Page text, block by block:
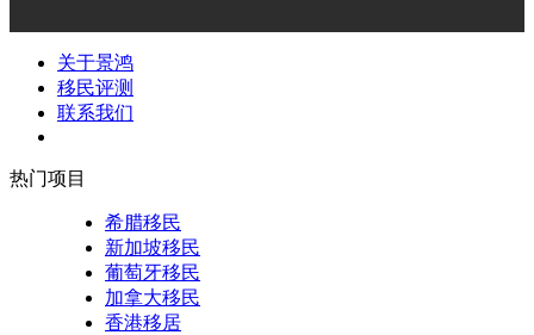
关于景鸿
移民评测
联系我们
热门项目
希腊移民
新加坡移民
葡萄牙移民
加拿大移民
香港移居